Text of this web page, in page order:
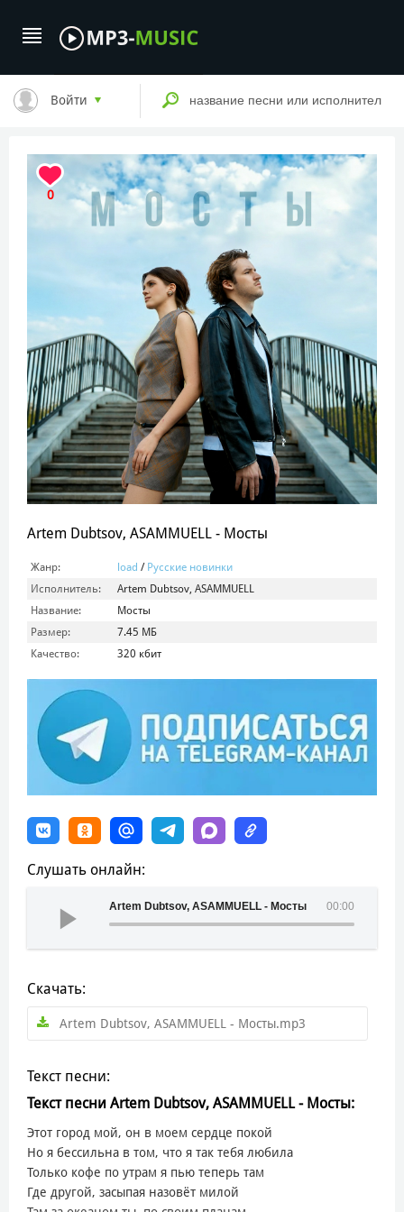
Войти
0
Artem Dubtsov, ASAMMUELL - Мосты
Жанр: load / Русские новинки
Исполнитель:
Artem Dubtsov, ASAMMUELL
Название:
Мосты
Размер:
7.45 МБ
Качество:
320 кбит
Слушать онлайн:
00:00
Artem Dubtsov, ASAMMUELL - Мосты
Скачать:
Artem Dubtsov, ASAMMUELL - Мосты.mp3
Текст песни:
Текст песни Artem Dubtsov, ASAMMUELL - Мосты:
Этот город мой, он в моем сердце покой
Но я бессильна в том, что я так тебя любила
Только кофе по утрам я пью теперь там
Где другой, засыпая назовёт милой